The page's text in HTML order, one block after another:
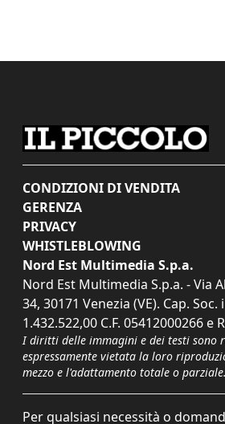
CONDIZIONI DI VENDITA
GERENZA
PRIVACY
WHISTLEBLOWING
Nord Est Multimedia S.p.a.
Nord Est Multimedia S.p.a. - Via
34, 30171 Venezia (VE). Cap. Soc.
1.432.522,00 C.F. 05412000266 e
I diritti delle immagini e dei testi sono
espressamente vietata la loro
mezzo e l'adattamento totale o parziale.
Per qualsiasi necessità o